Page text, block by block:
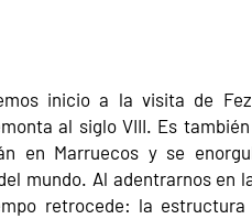
inicio a la visita de
al siglo VIII. Es
en Marruecos y se
mundo. Al adentrarnos en
retrocede: la